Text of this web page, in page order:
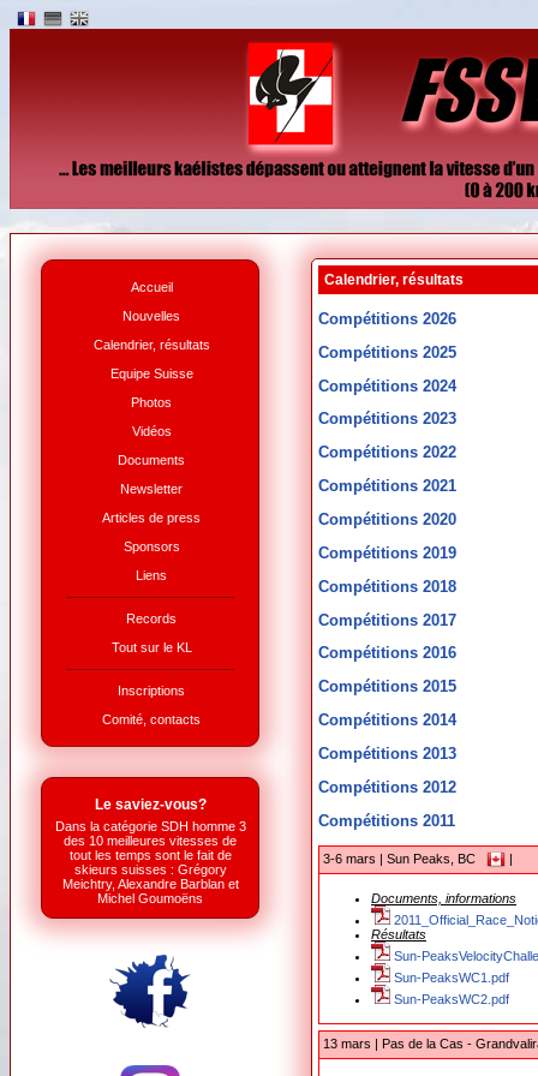
Accueil
Nouvelles
Calendrier, résultats
Equipe Suisse
Photos
Vidéos
Documents
Newsletter
Articles de press
Sponsors
Liens
Records
Tout sur le KL
Inscriptions
Comité, contacts
Le saviez-vous?
Dans la catégorie SDH homme 3
des 10 meilleures vitesses de
tout les temps sont le fait de
skieurs suisses : Grégory
Meichtry, Alexandre Barblan et
Michel Goumoëns
Calendrier, résultats
Compétitions 2026
Compétitions 2025
Compétitions 2024
Compétitions 2023
Compétitions 2022
Compétitions 2021
Compétitions 2020
Compétitions 2019
Compétitions 2018
Compétitions 2017
Compétitions 2016
Compétitions 2015
Compétitions 2014
Compétitions 2013
Compétitions 2012
Compétitions 2011
3-6 mars | Sun Peaks, BC |
Documents, informations
Résultats
Sun-
Sun-PeaksWC1.pdf
Sun-PeaksWC2.pdf
13 mars | Pas de la Cas -